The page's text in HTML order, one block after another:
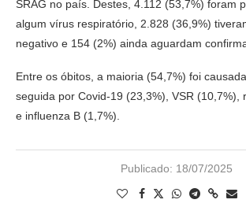
SRAG no país. Destes, 4.112 (53,7%) foram
algum vírus respiratório, 2.828 (36,9%)
negativo e 154 (2%) ainda aguardam
Entre os óbitos, a maioria (54,7%) foi
seguida por Covid-19 (23,3%), VSR (10,7%),
e influenza B (1,7%).
Publicado: 18/07/2025